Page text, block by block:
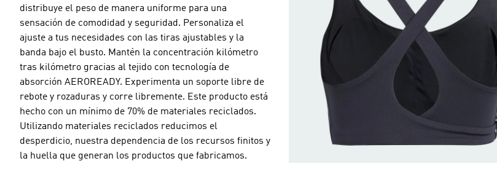
distribuye el peso de manera uniforme para una
sensación de comodidad y seguridad. Personaliza el
ajuste a tus necesidades con las tiras ajustables y la
banda bajo el busto. Mantén la concentración kilómetro
tras kilómetro gracias al tejido con tecnología de
absorción AEROREADY. Experimenta un soporte libre de
rebote y rozaduras y corre libremente. Este producto está
hecho con un mínimo de 70% de materiales reciclados.
Utilizando materiales reciclados reducimos el
desperdicio, nuestra dependencia de los recursos finitos y
la huella que generan los productos que fabricamos.